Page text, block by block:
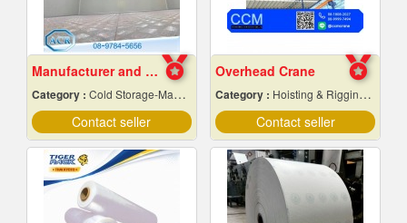
Manufacturer and installer of prefabricated cold r
Category : Cold Storage-Manufacturers & Installation Designer
Contact seller
Overhead Crane
Category : Hoisting & Rigging Equipment
Contact seller